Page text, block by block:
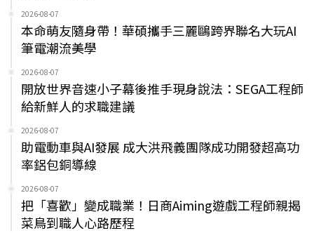
2026-08-07
本命萌友隨身帶！華碩攜手三麗鷗跨界聯名大玩AI
筆電潮流美學
2026-08-07
開放世界音速小子幕後推手現身說法：SEGA工程師
給新鮮人的求職建議
2026-08-07
助電動車與AI發展 成大洪飛義團隊成功開發超高功
率鋁包銅導線
2026-08-07
把「喜歡」變成職業！日商Aiming遊戲工程師親揭
菜鳥到職人心路歷程